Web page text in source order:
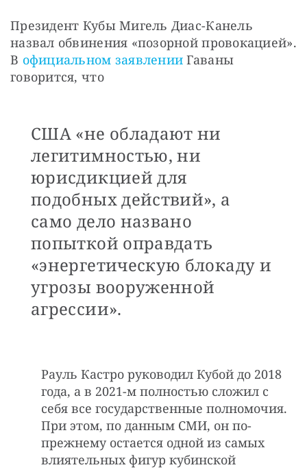
Президент Кубы Мигель Диас-Канель
назвал обвинения «позорной провокацией».
В официальном заявлении Гаваны
говорится, что
США «не обладают ни
легитимностью, ни
юрисдикцией для
подобных действий», а
само дело названо
попыткой оправдать
«энергетическую блокаду и
угрозы вооруженной
агрессии».
Рауль Кастро руководил Кубой до 2018
года, а в 2021-м полностью сложил с
себя все государственные полномочия.
При этом, по данным СМИ, он по-
прежнему остается одной из самых
влиятельных фигур кубинской